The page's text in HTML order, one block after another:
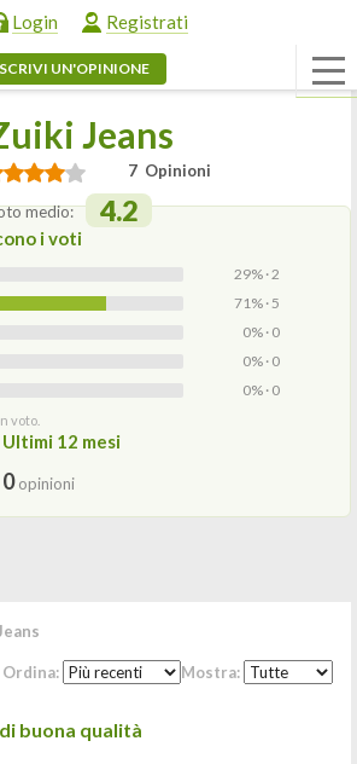
Login Registrati
SCRIVI UN'OPINIONE
Jeans
7 Opinioni
medio: 4.2
i voti
29% · 2
71% · 5
0% · 0
0% · 0
0% · 0
voto.
Ultimi 12 mesi
0opinioni
Ordina: Mostra:
buona qualità